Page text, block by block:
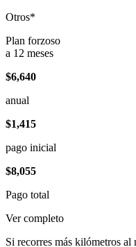
Otros*
Plan forzoso
a 12 meses
$6,640
anual
$1,415
pago inicial
$8,055
Pago total
Ver completo
Si recorres más kilómetros al